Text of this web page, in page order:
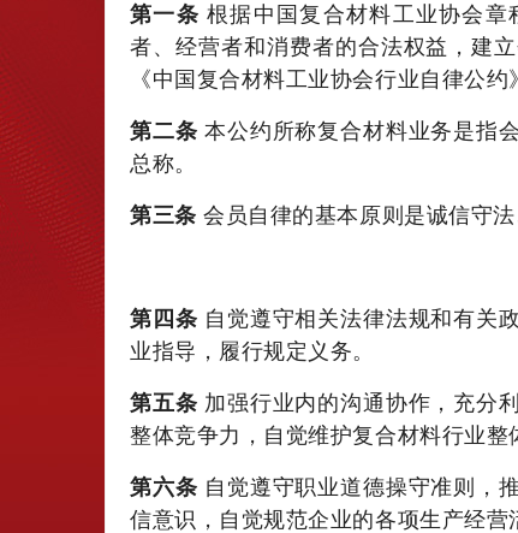
第一条 根据中国复合材料工业协会
者、经营者和消费者的合法权益，建
《中国复合材料工业协会行业自律公约
第二条 本公约所称复合材料业务是指
总称。
第三条 会员自律的基本原则是诚信守
第四条 自觉遵守相关法律法规和有关
业指导，履行规定义务。
第五条 加强行业内的沟通协作，充分
整体竞争力，自觉维护复合材料行业整
第六条 自觉遵守职业道德操守准则，
信意识，自觉规范企业的各项生产经营